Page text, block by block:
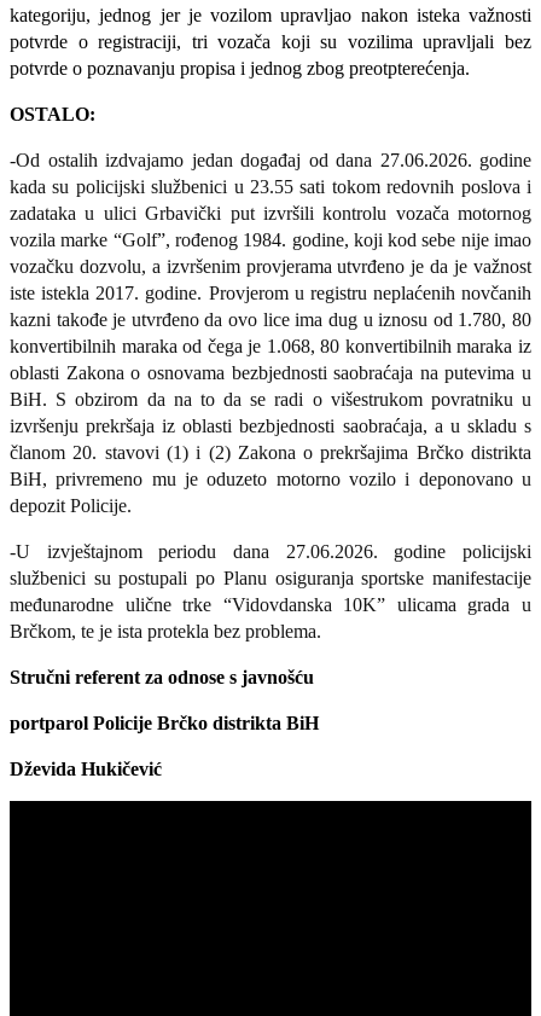
kategoriju, jednog jer je vozilom upravljao nakon isteka važnosti
potvrde o registraciji, tri vozača koji su vozilima upravljali bez
potvrde o poznavanju propisa i jednog zbog preotpterećenja.
OSTALO:
-Od ostalih izdvajamo jedan događaj od dana 27.06.2026. godine
kada su policijski službenici u 23.55 sati tokom redovnih poslova i
zadataka u ulici Grbavički put izvršili kontrolu vozača motornog
vozila marke “Golf”, rođenog 1984. godine, koji kod sebe nije imao
vozačku dozvolu, a izvršenim provjerama utvrđeno je da je važnost
iste istekla 2017. godine. Provjerom u registru neplaćenih novčanih
kazni takođe je utvrđeno da ovo lice ima dug u iznosu od 1.780, 80
konvertibilnih maraka od čega je 1.068, 80 konvertibilnih maraka iz
oblasti Zakona o osnovama bezbjednosti saobraćaja na putevima u
BiH. S obzirom da na to da se radi o višestrukom povratniku u
izvršenju prekršaja iz oblasti bezbjednosti saobraćaja, a u skladu s
članom 20. stavovi (1) i (2) Zakona o prekršajima Brčko distrikta
BiH, privremeno mu je oduzeto motorno vozilo i deponovano u
depozit Policije.
-U izvještajnom periodu dana 27.06.2026. godine policijski
službenici su postupali po Planu osiguranja sportske manifestacije
međunarodne ulične trke “Vidovdanska 10K” ulicama grada u
Brčkom, te je ista protekla bez problema.
Stručni referent za odnose s javnošću
portparol Policije Brčko distrikta BiH
Dževida Hukičević